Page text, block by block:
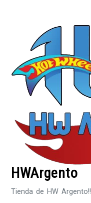
HWArgento
Tienda de HW Argento!!